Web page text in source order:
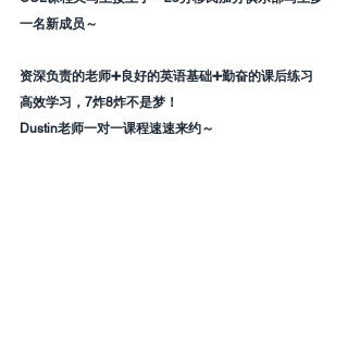
一名新成员～
资深负责的老师➕良好的英语基础➕勤奋的课后练习
高效学习，7炸8炸不是梦！
Dustin老师一对一课程速速来约～